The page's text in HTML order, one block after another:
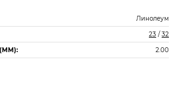
Линолеум
23 / 32
(ММ):
2.00